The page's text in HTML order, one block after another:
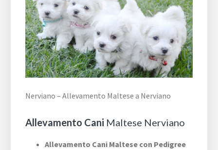
Nerviano – Allevamento Maltese a Nerviano
Allevamento Cani Maltese Nerviano
Allevamento Cani Maltese con Pedigree